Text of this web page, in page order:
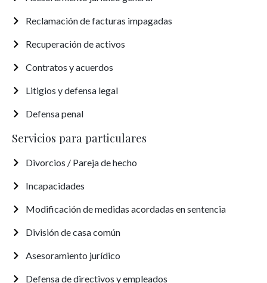
Reclamación de facturas impagadas
Recuperación de activos
Contratos y acuerdos
Litigios y defensa legal
Defensa penal
Servicios para particulares
Divorcios / Pareja de hecho
Incapacidades
Modificación de medidas acordadas en sentencia
División de casa común
Asesoramiento jurídico
Defensa de directivos y empleados